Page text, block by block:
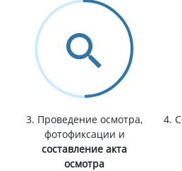
3. Проведение осмотра,
фотофиксации и
составление акта
осмотра
4.